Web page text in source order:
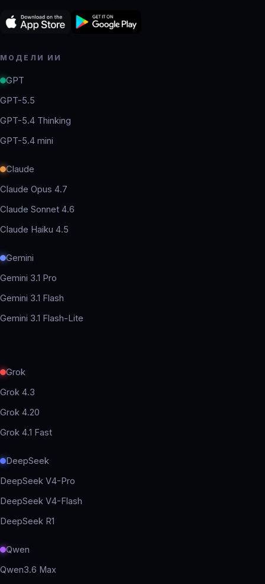
МОДЕЛИ ИИ
GPT
GPT-5.5
GPT-5.4 Thinking
GPT-5.4 mini
Claude
Claude Opus 4.7
Claude Sonnet 4.6
Claude Haiku 4.5
Gemini
Gemini 3.1 Pro
Gemini 3.1 Flash
Gemini 3.1 Flash-Lite
Grok
Grok 4.3
Grok 4.20
Grok 4.1 Fast
DeepSeek
DeepSeek V4-Pro
DeepSeek V4-Flash
DeepSeek R1
Qwen
Qwen3.6 Max